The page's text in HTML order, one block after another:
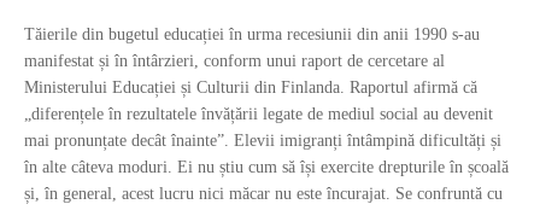
Tăierile din bugetul educației în urma recesiunii din anii 1990 s-au
manifestat și în întârzieri, conform unui raport de cercetare al
Ministerului Educației și Culturii din Finlanda. Raportul afirmă că
„diferențele în rezultatele învățării legate de mediul social au devenit
mai pronunțate decât înainte”. Elevii imigranți întâmpină dificultăți și
în alte câteva moduri. Ei nu știu cum să își exercite drepturile în școală
și, în general, acest lucru nici măcar nu este încurajat. Se confruntă cu